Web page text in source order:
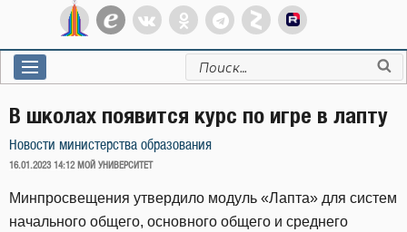
Искать:
В школах появится курс по игре в лапту
Новости министерства образования
ОПУБЛИКОВАНО
16.01.2023 14:12 МОЙ УНИВЕРСИТЕТ
Минпросвещения утвердило модуль «Лапта» для систем
начального общего, основного общего и среднего